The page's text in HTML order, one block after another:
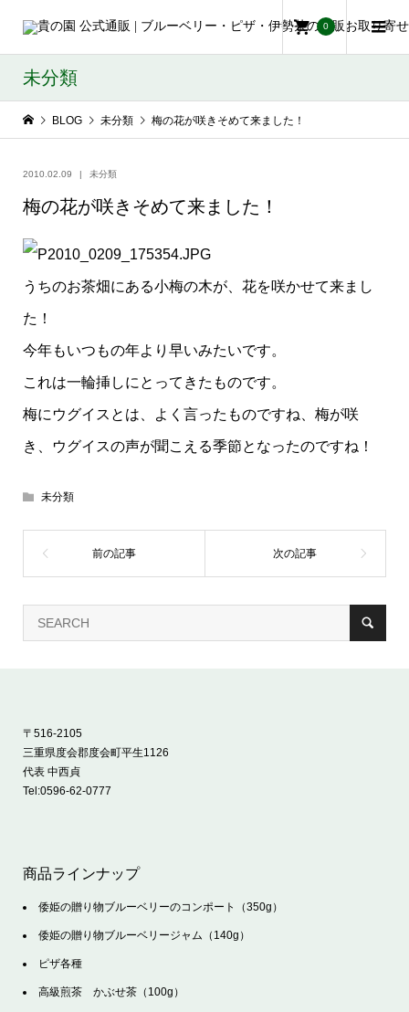
0
未分類
BLOG 未分類 梅の花が咲きそめて来ました！
2010.02.09 未分類
梅の花が咲きそめて来ました！
うちのお茶畑にある小梅の木が、花を咲かせて来まし
た！
今年もいつもの年より早いみたいです。
これは一輪挿しにとってきたものです。
梅にウグイスとは、よく言ったものですね、梅が咲
き、ウグイスの声が聞こえる季節となったのですね！
未分類
〒516-2105
三重県度会郡度会町平生1126
代表 中西貞
Tel:0596-62-0777
商品ラインナップ
倭姫の贈り物ブルーベリーのコンポート（350g）
倭姫の贈り物ブルーベリージャム（140g）
ピザ各種
高級煎茶 かぶせ茶（100g）